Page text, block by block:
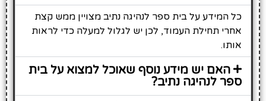
כל המידע על בית ספר לנהיגה נתיב מצויין ממש קצת
אחרי תחילת העמוד, לכן יש לגלול למעלה כדי לראות
אותו.
האם יש מידע נוסף שאוכל למצוא על בית
ספר לנהיגה נתיב?